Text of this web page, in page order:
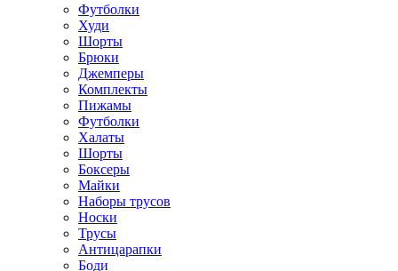
Футболки
Худи
Шорты
Брюки
Джемперы
Комплекты
Пижамы
Футболки
Халаты
Шорты
Боксеры
Майки
Наборы трусов
Носки
Трусы
Антицарапки
Боди